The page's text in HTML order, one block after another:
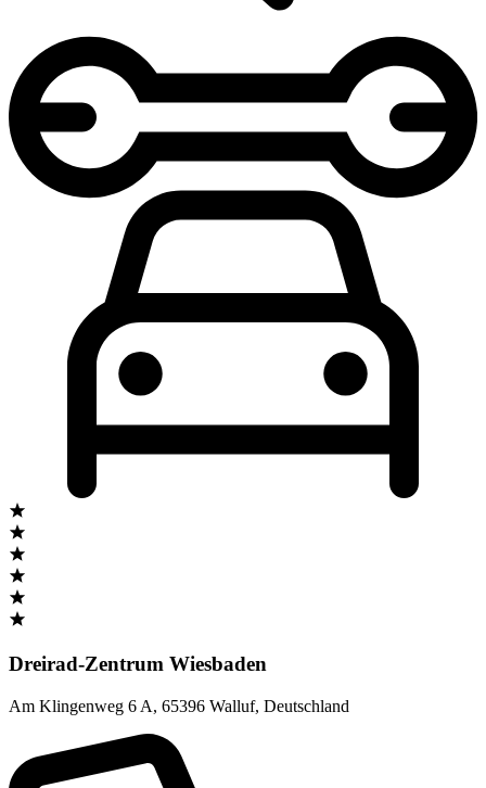
Dreirad-Zentrum Wiesbaden
Am Klingenweg 6 A, 65396 Walluf, Deutschland